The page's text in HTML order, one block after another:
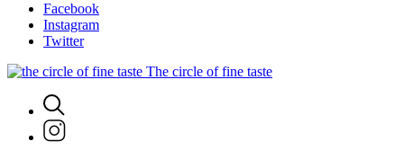
Facebook
Instagram
Twitter
The circle of fine taste